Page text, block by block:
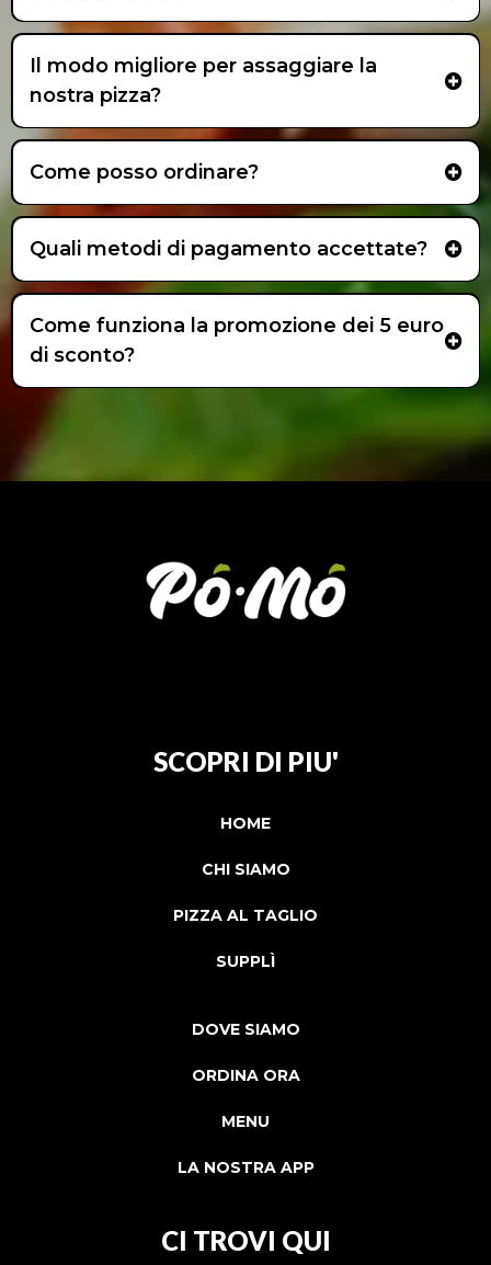
Il modo migliore per assaggiare la
nostra pizza?
Come posso ordinare?
Quali metodi di pagamento accettate?
Come funziona la promozione dei 5 euro
di sconto?
SCOPRI DI PIU'
HOME
CHI SIAMO
PIZZA AL TAGLIO
SUPPLÌ
DOVE SIAMO
ORDINA ORA
MENU
LA NOSTRA APP
CI TROVI QUI